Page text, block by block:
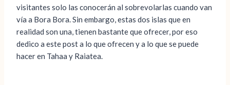
visitantes solo las conocerán al sobrevolarlas cuando van
vía a Bora Bora. Sin embargo, estas dos islas que en
realidad son una, tienen bastante que ofrecer, por eso
dedico a este post a lo que ofrecen y a lo que se puede
hacer en Tahaa y Raiatea.